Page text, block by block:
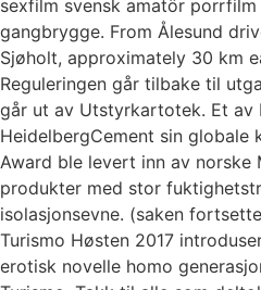
sexfilm svensk amatör
gangbrygge. From Ålesund
Sjøholt, approximately 30 km
Reguleringen går tilbake til
går ut av Utstyrkartotek. Et av
HeidelbergCement sin globale
Award ble levert inn av norske
produkter med stor
isolasjonsevne. (saken
Turismo Høsten 2017
erotisk novelle homo